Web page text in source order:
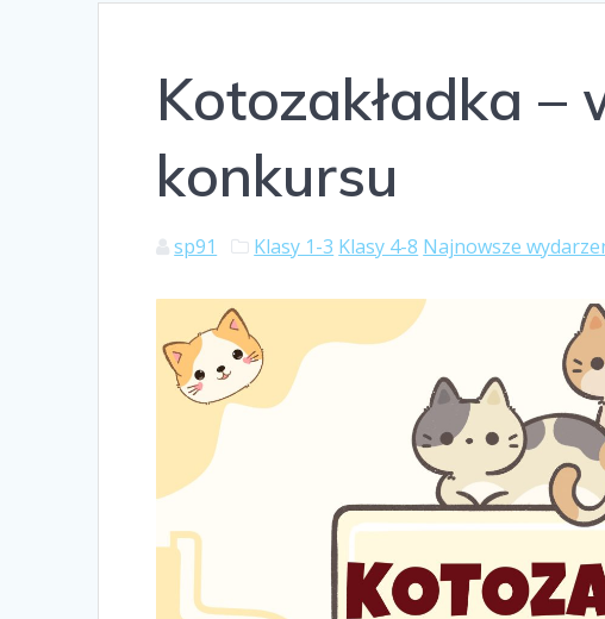
Kotozakładka –
konkursu
sp91 Klasy 1-3 Klasy 4-8 Najnowsze